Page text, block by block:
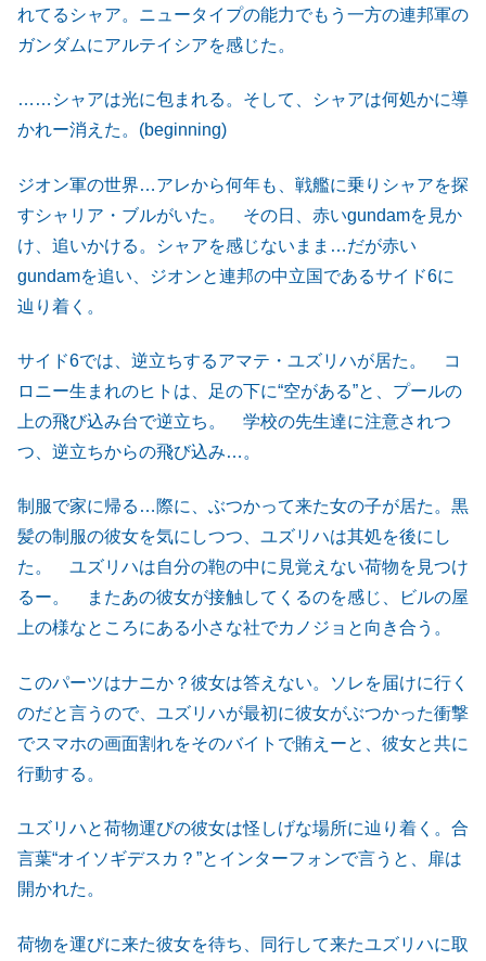
れてるシャア。ニュータイプの能力でもう一方の連邦軍の
ガンダムにアルテイシアを感じた。
……シャアは光に包まれる。そして、シャアは何処かに導
かれー消えた。(beginning)
ジオン軍の世界…アレから何年も、戦艦に乗りシャアを探
すシャリア・ブルがいた。 その日、赤いgundamを見か
け、追いかける。シャアを感じないまま…だが赤い
gundamを追い、ジオンと連邦の中立国であるサイド6に
辿り着く。
サイド6では、逆立ちするアマテ・ユズリハが居た。 コ
ロニー生まれのヒトは、足の下に“空がある”と、プールの
上の飛び込み台で逆立ち。 学校の先生達に注意されつ
つ、逆立ちからの飛び込み…。
制服で家に帰る…際に、ぶつかって来た女の子が居た。黒
髪の制服の彼女を気にしつつ、ユズリハは其処を後にし
た。 ユズリハは自分の鞄の中に見覚えない荷物を見つけ
るー。 またあの彼女が接触してくるのを感じ、ビルの屋
上の様なところにある小さな社でカノジョと向き合う。
このパーツはナニか？彼女は答えない。ソレを届けに行く
のだと言うので、ユズリハが最初に彼女がぶつかった衝撃
でスマホの画面割れをそのバイトで賄えーと、彼女と共に
行動する。
ユズリハと荷物運びの彼女は怪しげな場所に辿り着く。合
言葉“オイソギデスカ？”とインターフォンで言うと、扉は
開かれた。
荷物を運びに来た彼女を待ち、同行して来たユズリハに取